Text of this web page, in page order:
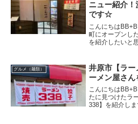
ニュー紹介
です☆
こんにちは
町にオープンし
を紹介したいと
姉妹店という噂
【一杯のかけや
グルメ（麺類）
井原市【ラー
ーメン屋さん
こんにちは
たに見つけたラ
338】を紹介し